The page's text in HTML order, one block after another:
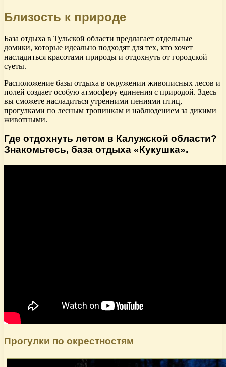
Близость к природе
База отдыха в Тульской области предлагает отдельные
домики, которые идеально подходят для тех, кто хочет
насладиться красотами природы и отдохнуть от городской
суеты.
Расположение базы отдыха в окружении живописных лесов и
полей создает особую атмосферу единения с природой. Здесь
вы сможете насладиться утренними пениями птиц,
прогулками по лесным тропинкам и наблюдением за дикими
животными.
Где отдохнуть летом в Калужской области?
Знакомьтесь, база отдыха «Кукушка».
Прогулки по окрестностям